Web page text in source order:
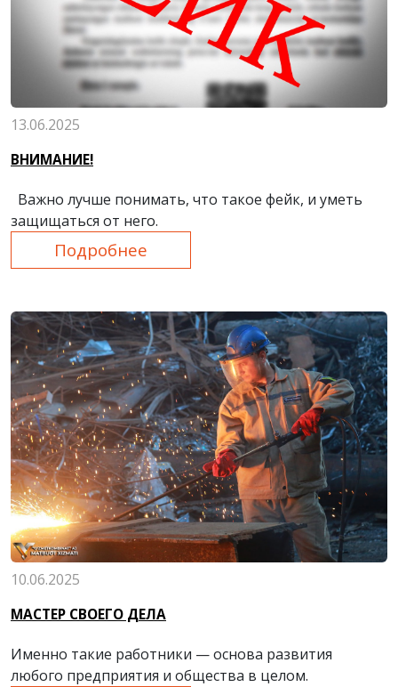
13.06.2025
ВНИМАНИЕ!
Важно лучше понимать, что такое фейк, и уметь
защищаться от него.
Подробнее
10.06.2025
МАСТЕР СВОЕГО ДЕЛА
Именно такие работники — основа развития
любого предприятия и общества в целом.